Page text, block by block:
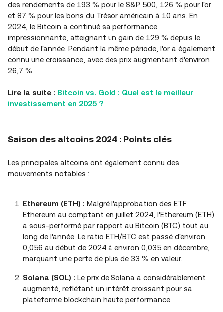
des rendements de 193 % pour le S&P 500, 126 % pour l'or
et 87 % pour les bons du Trésor américain à 10 ans. En
2024, le Bitcoin a continué sa performance
impressionnante, atteignant un gain de 129 % depuis le
début de l'année. Pendant la même période, l'or a également
connu une croissance, avec des prix augmentant d'environ
26,7 %.
Lire la suite : Bitcoin vs. Gold : Quel est le meilleur
investissement en 2025 ?
Saison des altcoins 2024 : Points clés
Les principales altcoins ont également connu des
mouvements notables :
Ethereum (ETH) : Malgré l'approbation des ETF
Ethereum au comptant en juillet 2024, l'Ethereum (ETH)
a sous-performé par rapport au Bitcoin (BTC) tout au
long de l'année. Le ratio ETH/BTC est passé d'environ
0,056 au début de 2024 à environ 0,035 en décembre,
marquant une perte de plus de 33 % en valeur.
Solana (SOL) : Le prix de Solana a considérablement
augmenté, reflétant un intérêt croissant pour sa
plateforme blockchain haute performance.